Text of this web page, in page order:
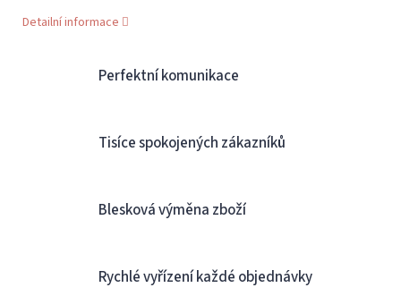
Detailní informace
Perfektní komunikace
Tisíce spokojených zákazníků
Blesková výměna zboží
Rychlé vyřízení každé objednávky